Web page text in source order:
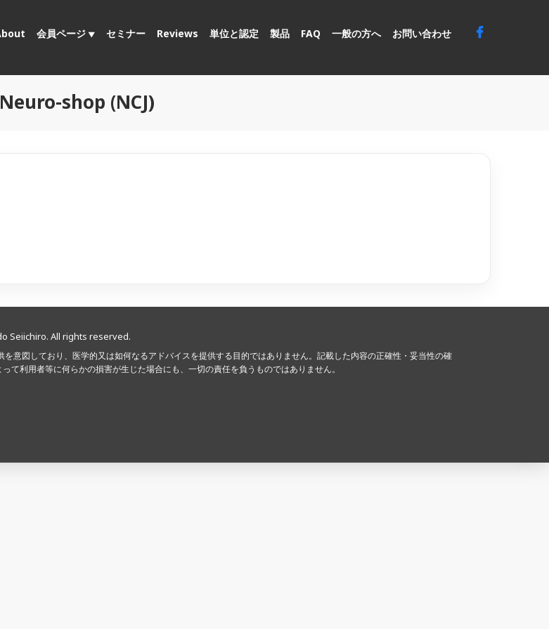
会員ページ セミナー Reviews 単位と認定 製品 FAQ 一般の方へ お問い合わせ
Neuro-shop (NCJ)
Seiichiro. All rights reserved.
意図しており、医学的又は如何なるアドバイスを提供する目的ではありません。記載した内容の正確性・妥当性の確
て利用者等に何らかの損害が生じた場合にも、一切の責任を負うものではありません。